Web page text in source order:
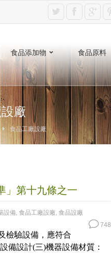
食品添加物 食品原料
廠
食品工廠設廠
」第十九條之一
設備, 食品工廠設廠, 食品設廠
748
檢驗設備，應符合
備設計(三)機器設備材質：